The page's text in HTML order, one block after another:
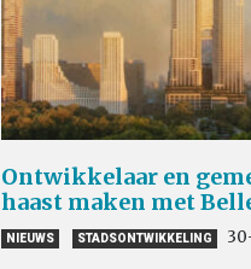
Ontwikkelaar en
haast maken met
NIEUWS STADSONTWIKKELING